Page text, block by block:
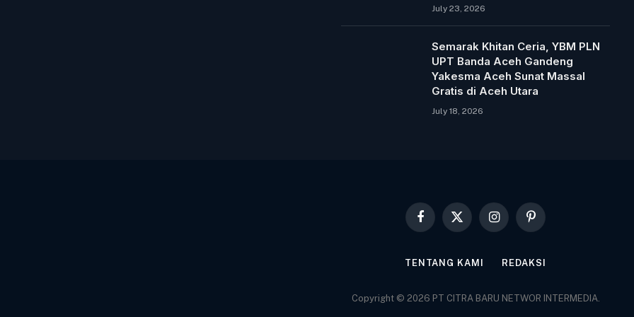
July 23, 2026
Semarak Khitan Ceria, YBM PLN
UPT Banda Aceh Gandeng
Yakesma Aceh Sunat Massal
Gratis di Aceh Utara
July 18, 2026
Facebook
X
InstagramPinterest
TENTANG KAMI REDAKSI
Copyright © 2026 PT CITRA BARU NETWOR INTERMEDIA.